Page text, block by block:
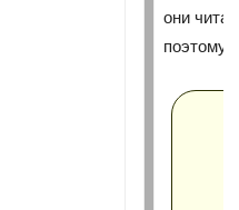
они
поэтому